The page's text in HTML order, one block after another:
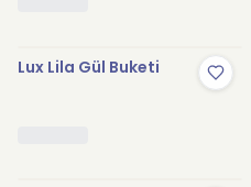
Lux Lila Gül Buketi